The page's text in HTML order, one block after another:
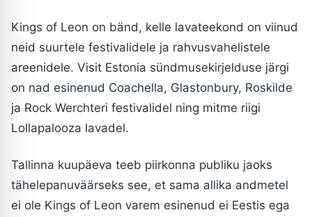
Kings of Leon on bänd, kelle lavateekond on viinud
neid suurtele festivalidele ja rahvusvahelistele
areenidele. Visit Estonia sündmusekirjelduse järgi
on nad esinenud Coachella, Glastonbury, Roskilde
ja Rock Werchteri festivalidel ning mitme riigi
Lollapalooza lavadel.
Tallinna kuupäeva teeb piirkonna publiku jaoks
tähelepanuväärseks see, et sama allika andmetel
ei ole Kings of Leon varem esinenud ei Eestis ega